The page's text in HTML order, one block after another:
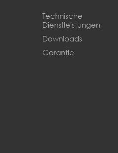
Technische
Dienstleistungen
Downloads
Garantie